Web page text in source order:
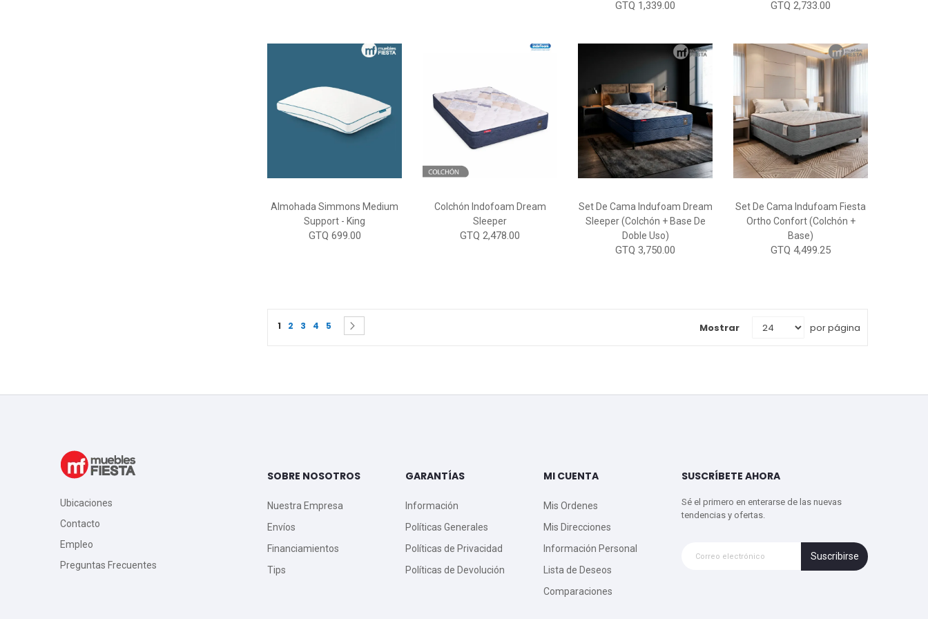
GTQ 1,339.00 GTQ 2,733.00
Almohada Simmons Medium
Support - King
GTQ 699.00
Colchón Indofoam Dream
Sleeper
GTQ 2,478.00
Set De Cama Indufoam Dream
Sleeper (Colchón + Base De
Doble Uso)
GTQ 3,750.00
Set De Cama Indufoam Fiesta
Ortho Confort (Colchón +
Base)
GTQ 4,499.25
Page
You're currently reading page
1 Page
2 Page
3 Page
4 Page
5 Page
Mostrar por página
Ubicaciones
Contacto
Empleo
Preguntas Frecuentes
SOBRE NOSOTROS
Nuestra Empresa
Envíos
Financiamientos
Tips
GARANTÍAS
Información
Políticas Generales
Políticas de Privacidad
Políticas de Devolución
MI CUENTA
Mis Ordenes
Mis Direcciones
Información Personal
Lista de Deseos
Comparaciones
SUSCRÍBETE AHORA
Sé el primero en enterarse de las nuevas
tendencias y ofertas.
Suscribirse